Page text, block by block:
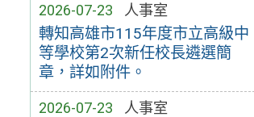
2026-07-23 人事室
轉知高雄市115年度市立高級中
等學校第2次新任校長遴選簡
章，詳如附件。
2026-07-23 人事室